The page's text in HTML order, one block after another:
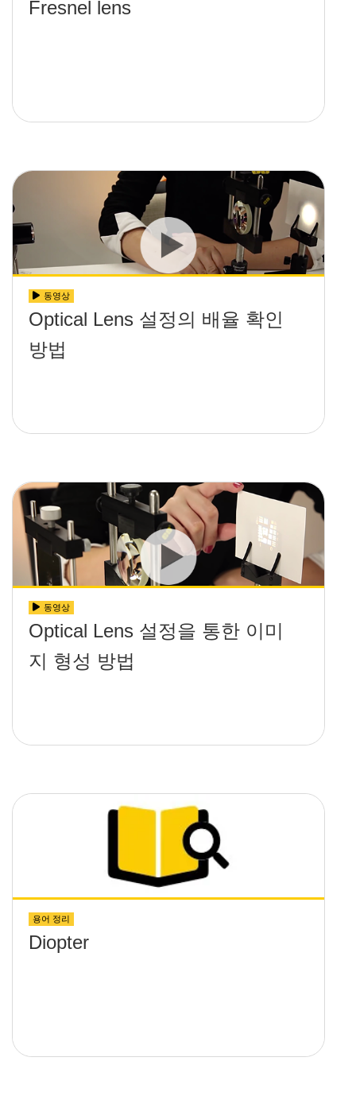
Fresnel lens
동영상
Optical Lens 설정의 배율 확인
방법
동영상
Optical Lens 설정을 통한 이미
지 형성 방법
용어 정리
Diopter